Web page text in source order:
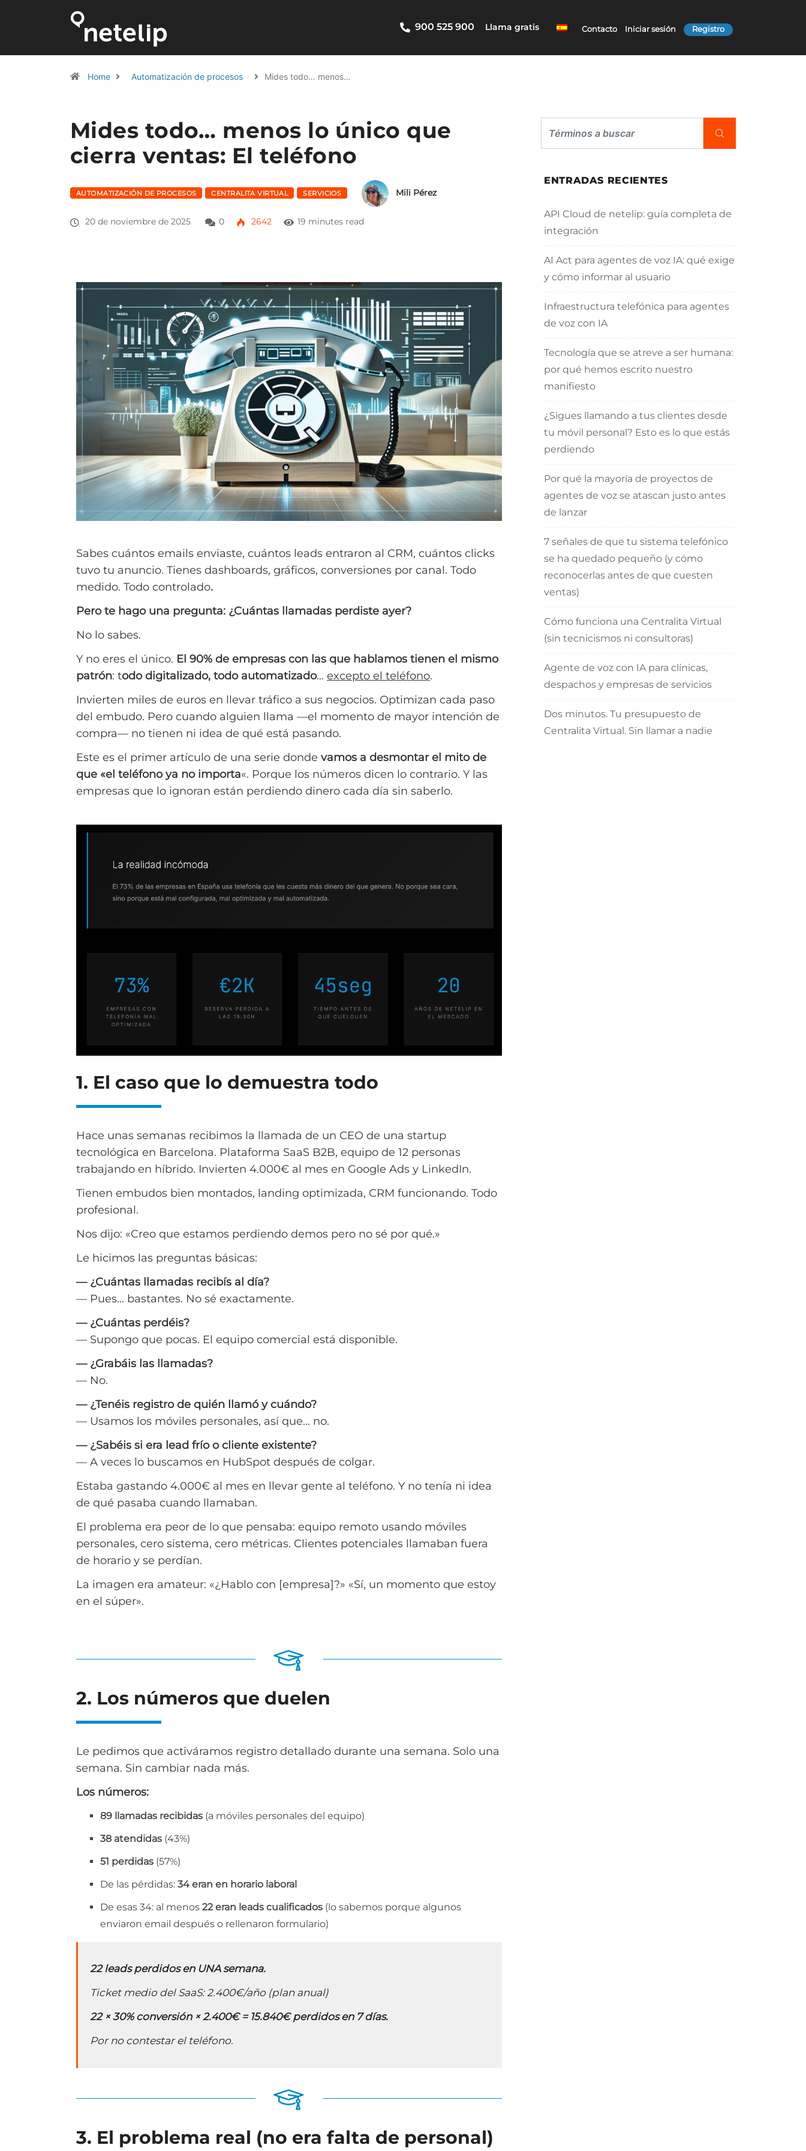
Contacto Iniciar sesión Registro
900 525 900 Llama gratis
Home Automatización de procesos Mides todo… menos…
Mides todo… menos lo único que
cierra ventas: El teléfono
AUTOMATIZACIÓN DE PROCESOS CENTRALITA VIRTUAL SERVICIOS Mili Pérez
20 de noviembre de 2025 0 2642 19 minutes read
Sabes cuántos emails enviaste, cuántos leads entraron al CRM, cuántos clicks
tuvo tu anuncio. Tienes dashboards, gráficos, conversiones por canal. Todo
medido. Todo controlado.
Pero te hago una pregunta: ¿Cuántas llamadas perdiste ayer?
No lo sabes.
Y no eres el único. El 90% de empresas con las que hablamos tienen el mismo
patrón: todo digitalizado, todo automatizado… excepto el teléfono.
Invierten miles de euros en llevar tráfico a sus negocios. Optimizan cada paso
del embudo. Pero cuando alguien llama —el momento de mayor intención de
compra— no tienen ni idea de qué está pasando.
Este es el primer artículo de una serie donde vamos a desmontar el mito de
que «el teléfono ya no importa«. Porque los números dicen lo contrario. Y las
empresas que lo ignoran están perdiendo dinero cada día sin saberlo.
1. El caso que lo demuestra todo
Hace unas semanas recibimos la llamada de un CEO de una startup
tecnológica en Barcelona. Plataforma SaaS B2B, equipo de 12 personas
trabajando en híbrido. Invierten 4.000€ al mes en Google Ads y LinkedIn.
Tienen embudos bien montados, landing optimizada, CRM funcionando. Todo
profesional.
Nos dijo: «Creo que estamos perdiendo demos pero no sé por qué.»
Le hicimos las preguntas básicas:
— ¿Cuántas llamadas recibís al día?
— Pues… bastantes. No sé exactamente.
— ¿Cuántas perdéis?
— Supongo que pocas. El equipo comercial está disponible.
— ¿Grabáis las llamadas?
— No.
— ¿Tenéis registro de quién llamó y cuándo?
— Usamos los móviles personales, así que… no.
— ¿Sabéis si era lead frío o cliente existente?
— A veces lo buscamos en HubSpot después de colgar.
Estaba gastando 4.000€ al mes en llevar gente al teléfono. Y no tenía ni idea
de qué pasaba cuando llamaban.
El problema era peor de lo que pensaba: equipo remoto usando móviles
personales, cero sistema, cero métricas. Clientes potenciales llamaban fuera
de horario y se perdían.
La imagen era amateur: «¿Hablo con [empresa]?» «Sí, un momento que estoy
en el súper».
2. Los números que duelen
Le pedimos que activáramos registro detallado durante una semana. Solo una
semana. Sin cambiar nada más.
Los números:
89 llamadas recibidas (a móviles personales del equipo)
38 atendidas (43%)
51 perdidas (57%)
De las pérdidas: 34 eran en horario laboral
De esas 34: al menos 22 eran leads cualificados (lo sabemos porque algunos
enviaron email después o rellenaron formulario)
22 leads perdidos en UNA semana.
Ticket medio del SaaS: 2.400€/año (plan anual)
22 × 30% conversión × 2.400€ = 15.840€ perdidos en 7 días.
Por no contestar el teléfono.
3. El problema real (no era falta de personal)
ENTRADAS RECIENTES
API Cloud de netelip: guía completa de
integración
AI Act para agentes de voz IA: qué exige
y cómo informar al usuario
Infraestructura telefónica para agentes
de voz con IA
Tecnología que se atreve a ser humana:
por qué hemos escrito nuestro
manifiesto
¿Sigues llamando a tus clientes desde
tu móvil personal? Esto es lo que estás
perdiendo
Por qué la mayoría de proyectos de
agentes de voz se atascan justo antes
de lanzar
7 señales de que tu sistema telefónico
se ha quedado pequeño (y cómo
reconocerlas antes de que cuesten
ventas)
Cómo funciona una Centralita Virtual
(sin tecnicismos ni consultoras)
Agente de voz con IA para clínicas,
despachos y empresas de servicios
Dos minutos. Tu presupuesto de
Centralita Virtual. Sin llamar a nadie